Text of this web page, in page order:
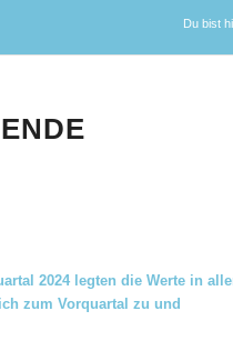
Du bist
2024 legten die Werte in
zum Vorquartal zu und